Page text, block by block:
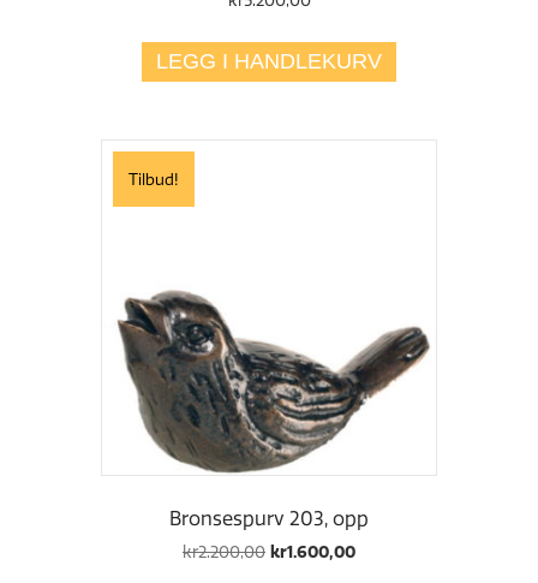
LEGG I HANDLEKURV
Tilbud!
Bronsespurv 203, opp
kr2.200,00 Opprinnelig
kr1.600,00Nåværende